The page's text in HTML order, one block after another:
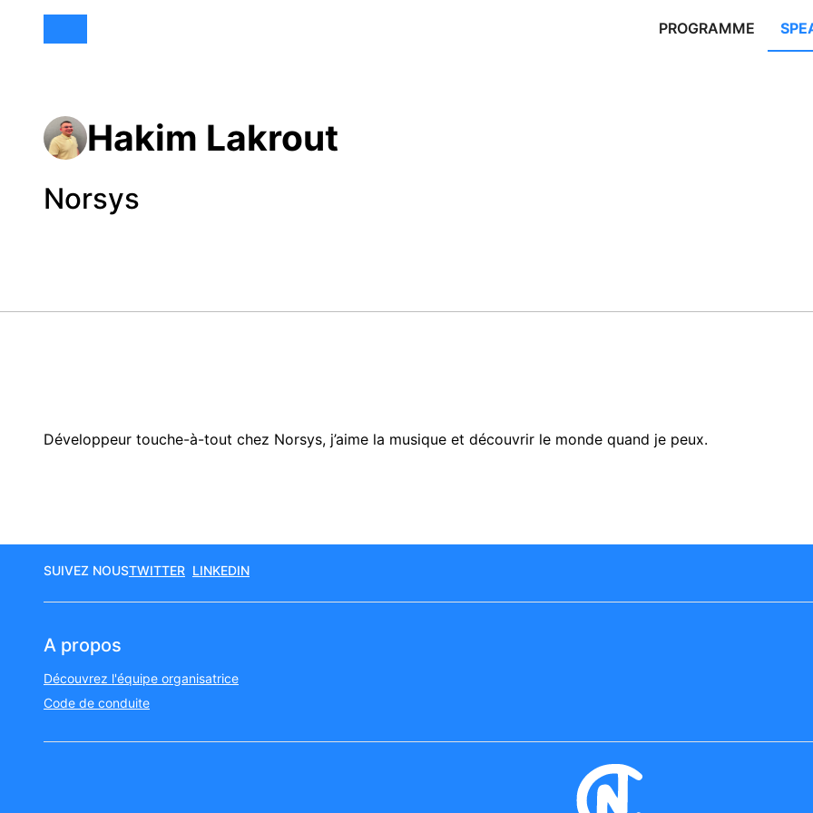
PROGRAMME
Hakim Lakrout
Norsys
Développeur touche-à-tout chez Norsys, j’aime la musique et découvrir le monde quand je peux.
SUIVEZ NOUSTWITTER LINKEDIN
A propos
Découvrez l'équipe organisatrice
Code de conduite